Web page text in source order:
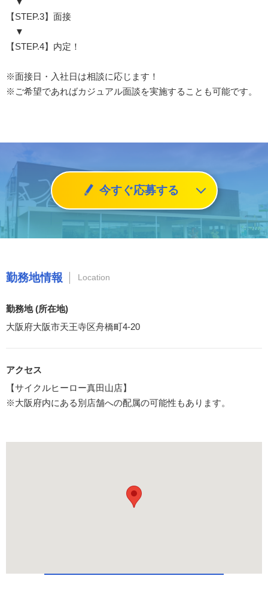
【STEP.3】面接
▼
【STEP.4】内定！
※面接日・入社日は相談に応じます！
※ご希望であればカジュアル面談を実施することも可能です。
今すぐ応募する
勤務地情報 Location
勤務地 (所在地)
大阪府大阪市天王寺区舟橋町4-20
アクセス
【サイクルヒーロー真田山店】
※大阪府内にある別店舗への配属の可能性もあります。